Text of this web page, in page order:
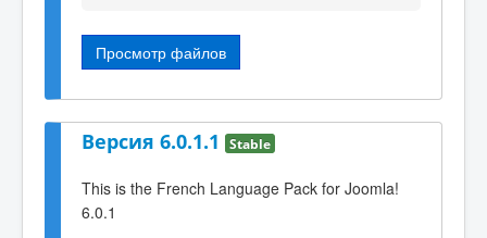
Просмотр файлов
Версия 6.0.1.1 Stable
This is the French Language Pack for Joomla!
6.0.1